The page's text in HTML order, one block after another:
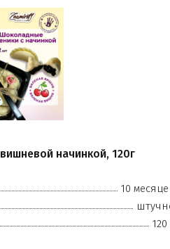
начинкой, 120г
10
120